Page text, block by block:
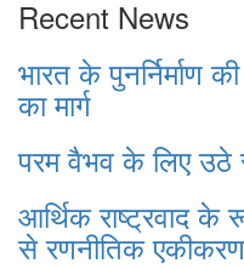
Recent News
भारत के पुनर्निर्माण
का मार्ग
परम वैभव के लिए
आर्थिक राष्ट्रवाद के
से रणनीतिक